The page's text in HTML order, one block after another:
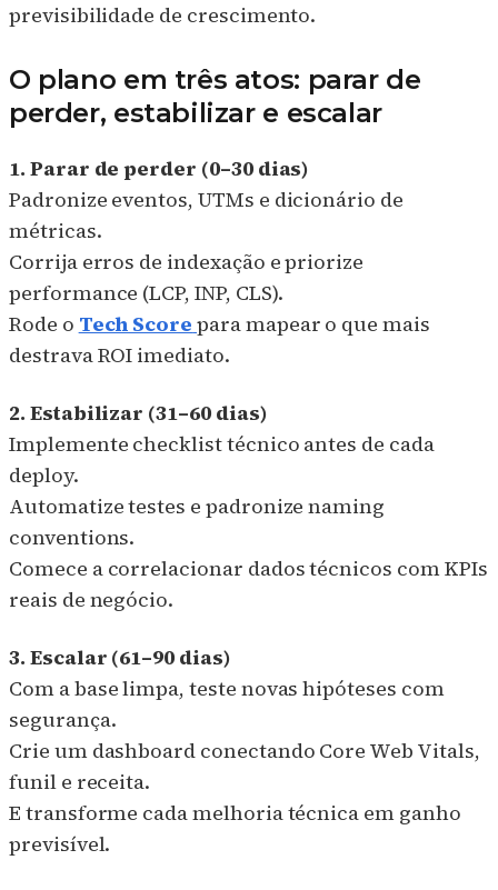
previsibilidade de crescimento.
O plano em três atos: parar de
perder, estabilizar e escalar
1. Parar de perder (0–30 dias)
Padronize eventos, UTMs e dicionário de
métricas.
Corrija erros de indexação e priorize
performance (LCP, INP, CLS).
Rode o Tech Score para mapear o que mais
destrava ROI imediato.
2. Estabilizar (31–60 dias)
Implemente checklist técnico antes de cada
deploy.
Automatize testes e padronize naming
conventions.
Comece a correlacionar dados técnicos com KPIs
reais de negócio.
3. Escalar (61–90 dias)
Com a base limpa, teste novas hipóteses com
segurança.
Crie um dashboard conectando Core Web Vitals,
funil e receita.
E transforme cada melhoria técnica em ganho
previsível.